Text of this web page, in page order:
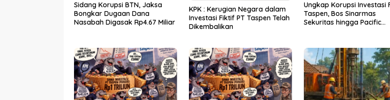
Sidang Korupsi BTN, Jaksa
Bongkar Dugaan Dana
Nasabah Digasak Rp4.67 Miliar
KPK : Kerugian Negara dalam
Investasi Fiktif PT Taspen Telah
Dikembalikan
Ungkap Korupsi Investasi
Taspen, Bos Sinarmas
Sekuritas hingga Pacific